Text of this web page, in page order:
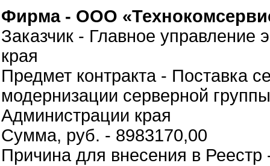
Фирма - ООО
Заказчик - Главное управление
края
Предмет контракта - Поставка
модернизации серверной
Администрации края
Сумма, руб. - 8983170,00
Причина для внесения в Реестр